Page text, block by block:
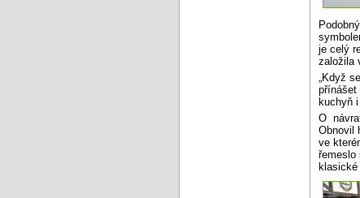
je celý
založila
„Když
přínášet
kuchyň
O
Obnovil
ve
řemeslo
klasické